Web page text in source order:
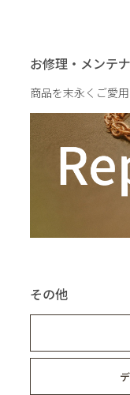
お修理・メンテ
商品を末永くご愛
その他